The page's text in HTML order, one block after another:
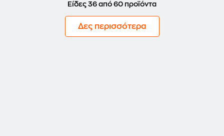
Είδες 36 από 60 προϊόντα
Δες περισσότερα